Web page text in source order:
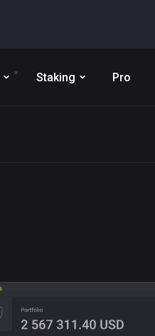
Staking Pro